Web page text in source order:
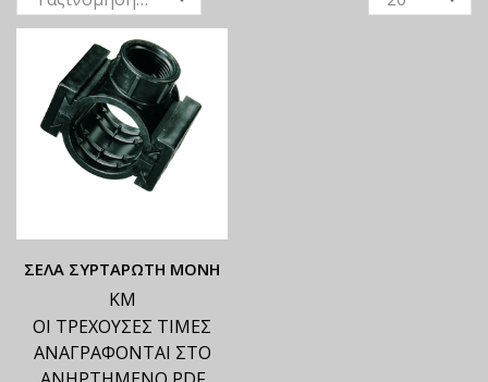
ΣΕΛΑ ΣΥΡΤΑΡΩΤΗ ΜΟΝΗ
ΚΜ
ΟΙ ΤΡΕΧΟΥΣΕΣ ΤΙΜΕΣ
ΑΝΑΓΡΑΦΟΝΤΑΙ ΣΤΟ